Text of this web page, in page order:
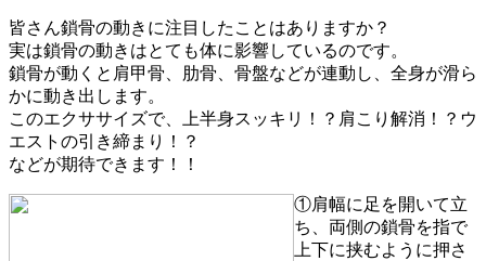
皆さん鎖骨の動きに注目したことはありますか？
実は鎖骨の動きはとても体に影響しているのです。
鎖骨が動くと肩甲骨、肋骨、骨盤などが連動し、全身が滑ら
かに動き出します。
このエクササイズで、上半身スッキリ！？肩こり解消！？ウ
エストの引き締まり！？
などが期待できます！！
①肩幅に足を開いて立
ち、両側の鎖骨を指で
上下に挟むように押さ